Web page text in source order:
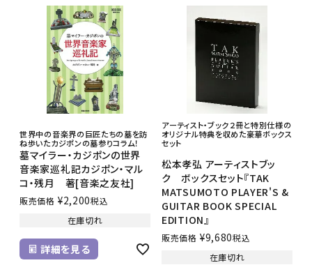
世界中の音楽界の巨匠たちの墓を訪
ね歩いたカジポンの墓参りコラム！
墓マイラー・カジポンの世界
音楽家巡礼記カジポン・マル
コ・残月 著[音楽之友社]
販売価格 ¥2,200税込
在庫切れ
詳細を見る
アーティスト・ブック２冊と特別仕様の
オリジナル特典を収めた豪華ボックス
セット
松本孝弘 アーティストブッ
ク ボックスセット『TAK
MATSUMOTO PLAYER'S &
GUITAR BOOK SPECIAL
EDITION』
販売価格 ¥9,680税込
在庫切れ